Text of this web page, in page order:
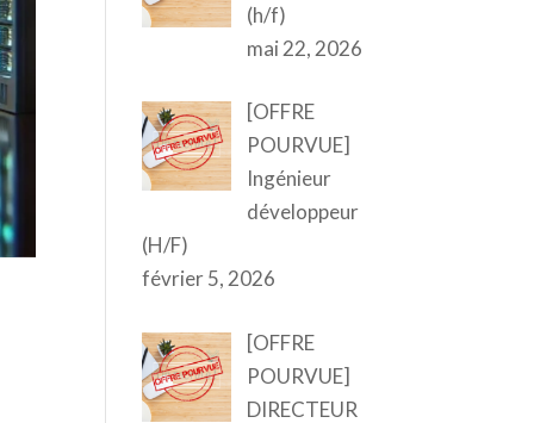
(h/f)
mai 22, 2026
[OFFRE
POURVUE]
Ingénieur
développeur
(H/F)
février 5, 2026
[OFFRE
POURVUE]
DIRECTEUR